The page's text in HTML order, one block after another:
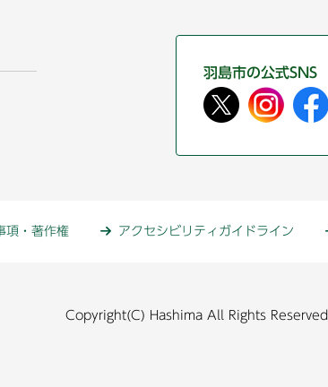
羽島市の公式SNS
項・著作権 アクセシビリティガイドライン
Copyright(C) Hashima All Rights Reserved.